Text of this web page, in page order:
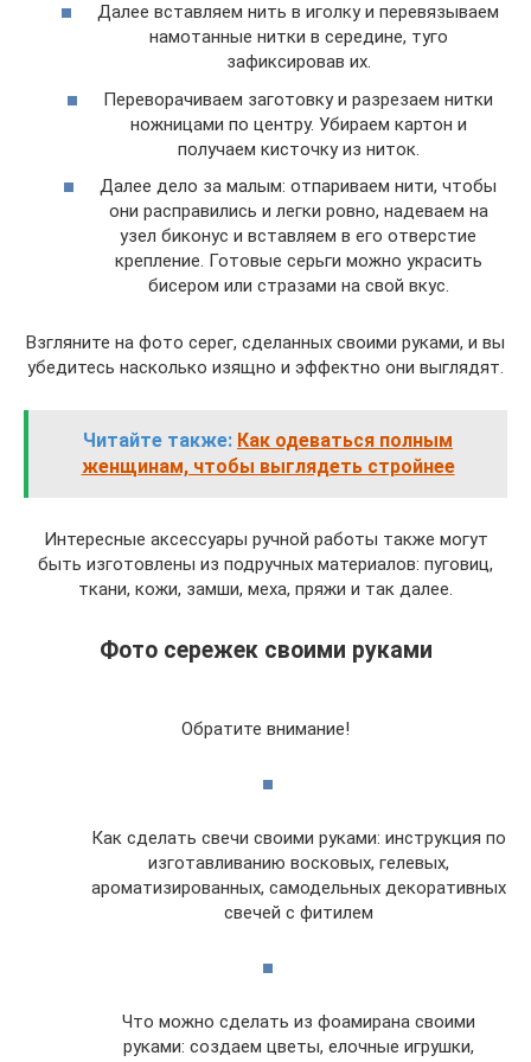
Далее вставляем нить в иголку и перевязываем
намотанные нитки в середине, туго
зафиксировав их.
Переворачиваем заготовку и разрезаем нитки
ножницами по центру. Убираем картон и
получаем кисточку из ниток.
Далее дело за малым: отпариваем нити, чтобы
они расправились и легки ровно, надеваем на
узел биконус и вставляем в его отверстие
крепление. Готовые серьги можно украсить
бисером или стразами на свой вкус.
Взгляните на фото серег, сделанных своими руками, и вы
убедитесь насколько изящно и эффектно они выглядят.
Читайте также: Как одеваться полным
женщинам, чтобы выглядеть стройнее
Интересные аксессуары ручной работы также могут
быть изготовлены из подручных материалов: пуговиц,
ткани, кожи, замши, меха, пряжи и так далее.
Фото сережек своими руками
Обратите внимание!
Как сделать свечи своими руками: инструкция по
изготавливанию восковых, гелевых,
ароматизированных, самодельных декоративных
свечей с фитилем
Что можно сделать из фоамирана своими
руками: создаем цветы, елочные игрушки,